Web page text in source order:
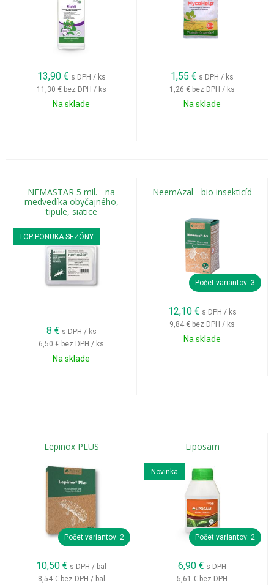
13,90 € s DPH / ks
11,30 € bez DPH / ks
Na sklade
1,55 € s DPH / ks
1,26 € bez DPH / ks
Na sklade
NEMASTAR 5 mil. - na
medvedíka obyčajného,
tipule, siatice
TOP PONUKA SEZÓNY
8 € s DPH / ks
6,50 € bez DPH / ks
Na sklade
NeemAzal - bio insekticíd
Počet variantov: 3
12,10 € s DPH / ks
9,84 € bez DPH / ks
Na sklade
Lepinox PLUS
Počet variantov: 2
10,50 € s DPH / bal
8,54 € bez DPH / bal
Liposam
Novinka
Počet variantov: 2
6,90 € s DPH
5,61 € bez DPH